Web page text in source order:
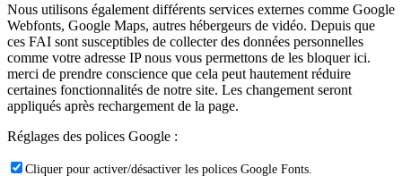
Nous utilisons également différents services externes comme Google
Webfonts, Google Maps, autres hébergeurs de vidéo. Depuis que
ces FAI sont susceptibles de collecter des données personnelles
comme votre adresse IP nous vous permettons de les bloquer ici.
merci de prendre conscience que cela peut hautement réduire
certaines fonctionnalités de notre site. Les changement seront
appliqués après rechargement de la page.
Réglages des polices Google :
Cliquer pour activer/désactiver les polices Google Fonts.